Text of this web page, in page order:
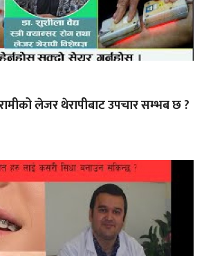
लेजर थेरापीबाट उपचार सम्भब छ ?